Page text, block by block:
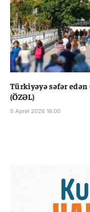
Türkiyəyə səfər edən
(ÖZƏL)
5 Aprel 2026 16:00